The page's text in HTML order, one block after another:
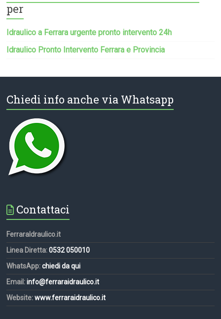
per
Idraulico a Ferrara urgente pronto intervento 24h
Idraulico Pronto Intervento Ferrara e Provincia
Chiedi info anche via Whatsapp
Contattaci
FerraraIdraulico.it
Linea Diretta:0532 050010
WhatsApp:chiedi da qui
Email:info@ferraraidraulico.it
Website:www.ferraraidraulico.it